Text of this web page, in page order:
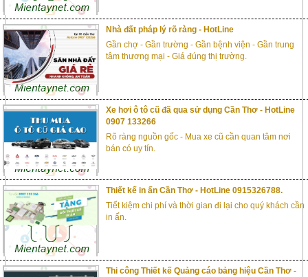
Nhà đất pháp lý rõ ràng - HotLine
Gần chợ - Gần trường - Gần bệnh viện - Gần trung
tâm thương mại - Giá đúng thị trường.
Xe hơi ô tô cũ đã qua sử dụng Cần Thơ - HotLine
0907 133266
Rõ ràng nguồn gốc - Mua xe cũ cần quan tâm nơi
bán có uy tín.
Thiết kế in ấn Cần Thơ - HotLine 0915326788.
Tiết kiệm chi phí và thời gian đi lại cho quý khách cần
in ấn.
Thi công Thiết kế Quảng cáo bảng hiệu Cần Thơ -